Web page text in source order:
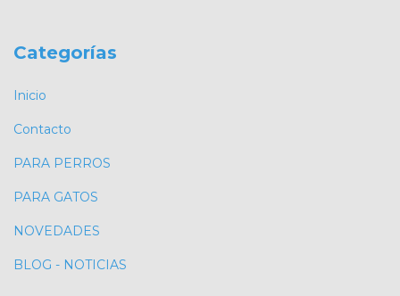
Categorías
Inicio
Contacto
PARA PERROS
PARA GATOS
NOVEDADES
BLOG - NOTICIAS